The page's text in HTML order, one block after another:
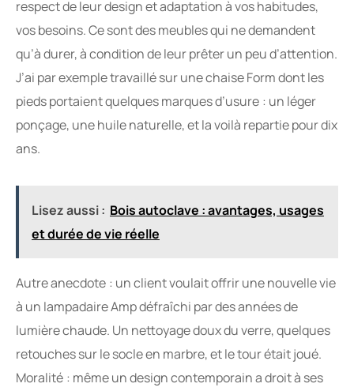
respect de leur design et adaptation à vos habitudes,
vos besoins. Ce sont des meubles qui ne demandent
qu’à durer, à condition de leur prêter un peu d’attention.
J’ai par exemple travaillé sur une chaise Form dont les
pieds portaient quelques marques d’usure : un léger
ponçage, une huile naturelle, et la voilà repartie pour dix
ans.
Lisez aussi : Bois autoclave : avantages, usages
et durée de vie réelle
Autre anecdote : un client voulait offrir une nouvelle vie
à un lampadaire Amp défraîchi par des années de
lumière chaude. Un nettoyage doux du verre, quelques
retouches sur le socle en marbre, et le tour était joué.
Moralité : même un design contemporain a droit à ses